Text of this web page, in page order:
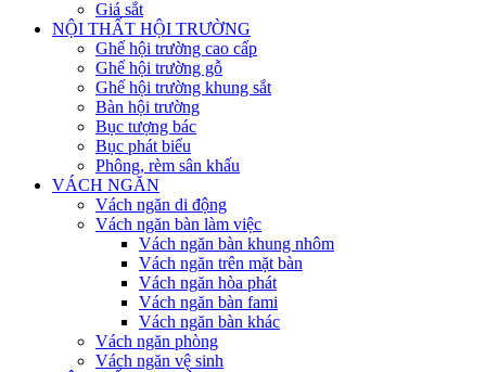
Giá sắt
NỘI THẤT HỘI TRƯỜNG
Ghế hội trường cao cấp
Ghế hội trường gỗ
Ghế hội trường khung sắt
Bàn hội trường
Bục tượng bác
Bục phát biểu
Phông, rèm sân khấu
VÁCH NGĂN
Vách ngăn di động
Vách ngăn bàn làm việc
Vách ngăn bàn khung nhôm
Vách ngăn trên mặt bàn
Vách ngăn hòa phát
Vách ngăn bàn fami
Vách ngăn bàn khác
Vách ngăn phòng
Vách ngăn vệ sinh